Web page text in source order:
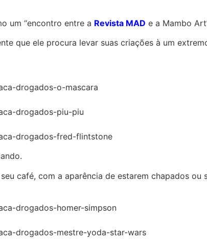
um “encontro entre a Revista MAD e a Mambo
que ele procura levar suas criações à um
café, com a aparência de estarem chapados ou